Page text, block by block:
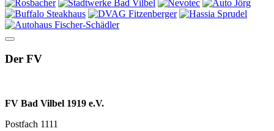
Der FV
FV Bad Vilbel 1919 e.V.
Postfach 1111